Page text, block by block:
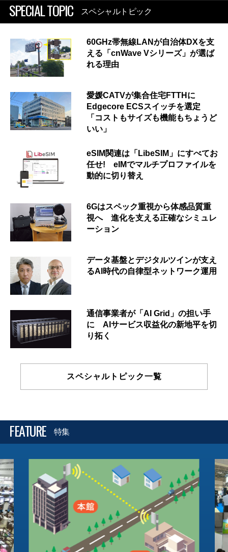
SPECIAL TOPIC スペシャルトピック
60GHz帯無線LANが自治体DXを支
える「cnWave Vシリーズ」が選ば
れる理由
愛媛CATVが集合住宅FTTHに
Edgecore ECSスイッチを選定
「コストもサイズも機能もちょうど
いい」
eSIM関連は「LibeSIM」にすべてお
任せ! eIMでマルチプロファイルを
動的に切り替え
6Gはスペック重視から体感品質重
視へ 進化を支える正確なシミュレ
ーション
データ基盤とデジタルツインが支え
るAI時代の自律型ネットワーク運用
通信事業者が「AI Grid」の担い手
に AIサービス収益化の新地平を切
り拓く
スペシャルトピック一覧
FEATURE 特集